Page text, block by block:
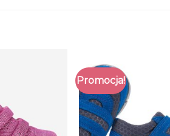
Promocja!